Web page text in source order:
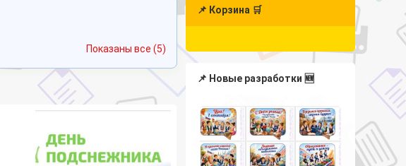
Показаны все (5) Сортировка:
самые
недавние
📌 Корзина 🛒
📌 Новые разработки 🆕